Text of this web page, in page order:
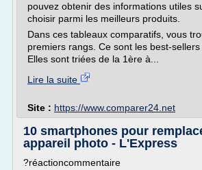
pouvez obtenir des informations utiles
choisir parmi les meilleurs produits.
Dans ces tableaux comparatifs, vous
premiers rangs. Ce sont les best-sellers
Elles sont triées de la 1ère à...
Lire la suite
Site : https://www.comparer24.net
10 smartphones pour
appareil photo - L'Express
?réactioncommentaire